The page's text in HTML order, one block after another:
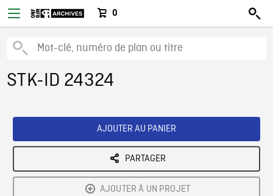
0
STK-ID 24324
AJOUTER AU PANIER
PARTAGER
AJOUTER À UN PROJET